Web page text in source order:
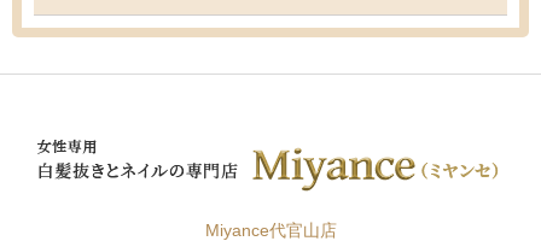
Miyance代官山店